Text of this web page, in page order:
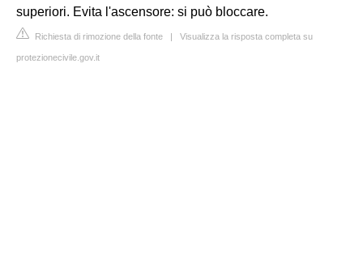
superiori. Evita l'ascensore: si può bloccare.
Richiesta di rimozione della fonte | Visualizza la risposta completa su
protezionecivile.gov.it